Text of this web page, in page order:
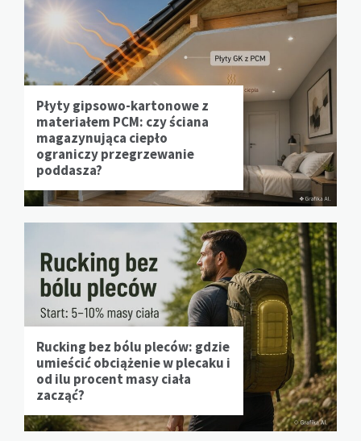
Płyty gipsowo-kartonowe z
materiałem PCM: czy ściana
magazynująca ciepło
ograniczy przegrzewanie
poddasza?
Rucking bez bólu pleców: gdzie
umieścić obciążenie w plecaku i
od ilu procent masy ciała
zacząć?